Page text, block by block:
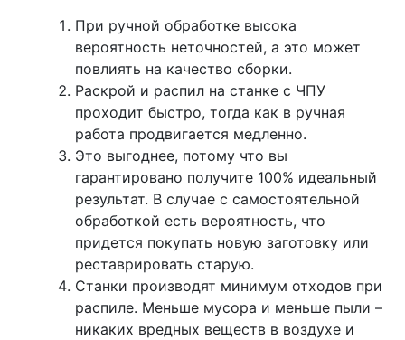
При ручной обработке высока
вероятность неточностей, а это может
повлиять на качество сборки.
Раскрой и распил на станке с ЧПУ
проходит быстро, тогда как в ручная
работа продвигается медленно.
Это выгоднее, потому что вы
гарантировано получите 100% идеальный
результат. В случае с самостоятельной
обработкой есть вероятность, что
придется покупать новую заготовку или
реставрировать старую.
Станки производят минимум отходов при
распиле. Меньше мусора и меньше пыли –
никаких вредных веществ в воздухе и